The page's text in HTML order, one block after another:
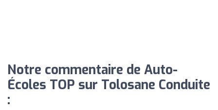
Notre commentaire de Auto-
Écoles TOP sur Tolosane Conduite
: